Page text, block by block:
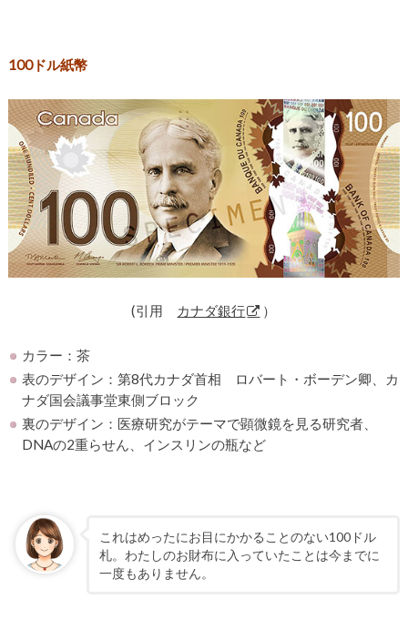
100ドル紙幣
(引用 カナダ銀行 ）
カラー：茶
表のデザイン：第8代カナダ首相 ロバート・ボーデン卿、カ
ナダ国会議事堂東側ブロック
裏のデザイン：医療研究がテーマで顕微鏡を見る研究者、
DNAの2重らせん、インスリンの瓶など
これはめったにお目にかかることのない100ドル
札。わたしのお財布に入っていたことは今までに
一度もありません。